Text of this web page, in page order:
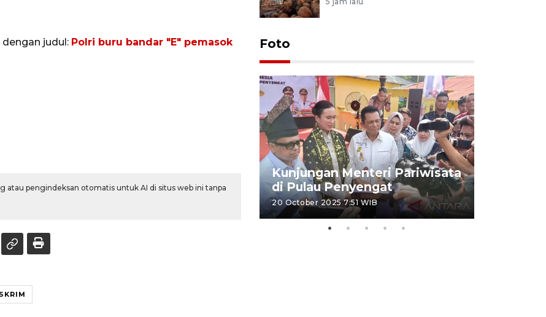
judul: Polri buru bandar "E" pemasok
pengindeksan otomatis untuk AI di situs web ini tanpa
Foto
gunakan mobil jenazah
Kunjungan Menteri Pariwisata
di Pulau Penyengat
20 October 2025 7:51 WIB